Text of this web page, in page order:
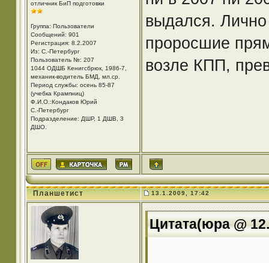
отличник БиП подготовки
Группа: Пользователи
Сообщений: 901
Регистрация: 8.2.2007
Из: С.-Петербург
Пользователь №: 207
1044 ОДШБ Кенигсбрюк, 1986-7,
механик-водитель БМД, мл.ср.
Период службы: осень 85-87
(учебка Крампниц)
Ф.И.О.:Кондаков Юрий
С.-Петербург
Подразделение: ДШР, 1 ДШВ, 3
ДШО.
выдался.
проросшие
возле КПП,
Планшетист 13.1.2009, 17:42
Цитата(юра @